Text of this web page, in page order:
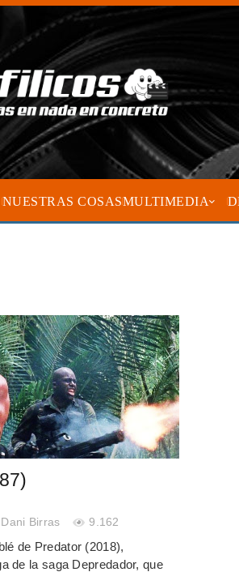
NUESTRAS COSASMULTIMEDIA
Dani Birras 9.162
de Predator (2018),
de la saga Depredador, que